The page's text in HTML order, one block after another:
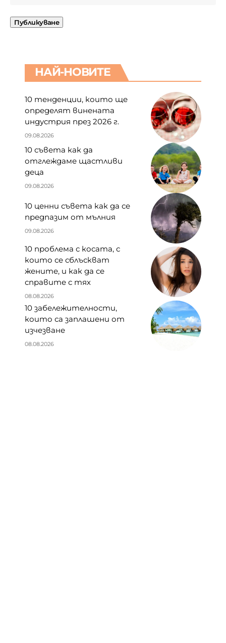
НАЙ-НОВИТЕ
10 тенденции, които ще
определят винената
индустрия през 2026 г.
09.08.2026
10 съвета как да
отглеждаме щастливи
деца
09.08.2026
10 ценни съвета как да се
предпазим от мълния
09.08.2026
10 проблема с косата, с
които се сблъскват
жените, и как да се
справите с тях
08.08.2026
10 забележителности,
които са заплашени от
изчезване
08.08.2026